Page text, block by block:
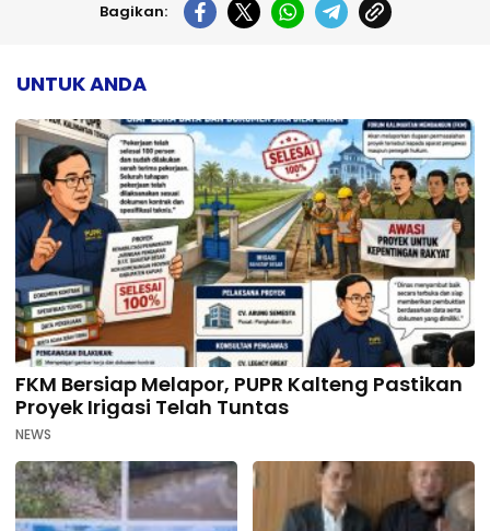
Bagikan:
UNTUK ANDA
FKM Bersiap Melapor, PUPR Kalteng Pastikan
Proyek Irigasi Telah Tuntas
NEWS